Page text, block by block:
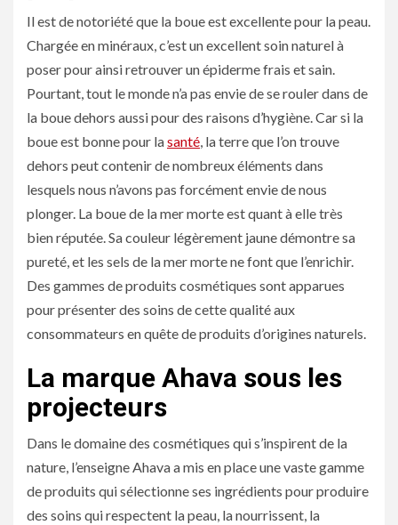
Il est de notoriété que la boue est excellente pour la peau.
Chargée en minéraux, c’est un excellent soin naturel à
poser pour ainsi retrouver un épiderme frais et sain.
Pourtant, tout le monde n’a pas envie de se rouler dans de
la boue dehors aussi pour des raisons d’hygiène. Car si la
boue est bonne pour lasanté, la terre que l’on trouve
dehors peut contenir de nombreux éléments dans
lesquels nous n’avons pas forcément envie de nous
plonger. La boue de la mer morte est quant à elle très
bien réputée. Sa couleur légèrement jaune démontre sa
pureté, et les sels de la mer morte ne font que l’enrichir.
Des gammes de produits cosmétiques sont apparues
pour présenter des soins de cette qualité aux
consommateurs en quête de produits d’origines naturels.
La marque Ahava sous les
projecteurs
Dans le domaine des cosmétiques qui s’inspirent de la
nature, l’enseigne Ahava a mis en place une vaste gamme
de produits qui sélectionne ses ingrédients pour produire
des soins qui respectent la peau, la nourrissent, la